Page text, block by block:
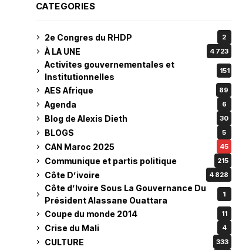
CATEGORIES
2e Congres du RHDP 2
À LA UNE 4 723
Activites gouvernementales et
Institutionnelles
151
AES Afrique 89
Agenda 6
Blog de Alexis Dieth 30
BLOGS 5
CAN Maroc 2025 45
Communique et partis politique 215
Côte D’ivoire 4 828
Côte d’Ivoire Sous La Gouvernance Du
Président Alassane Ouattara
1
Coupe du monde 2014 11
Crise du Mali 4
CULTURE 333